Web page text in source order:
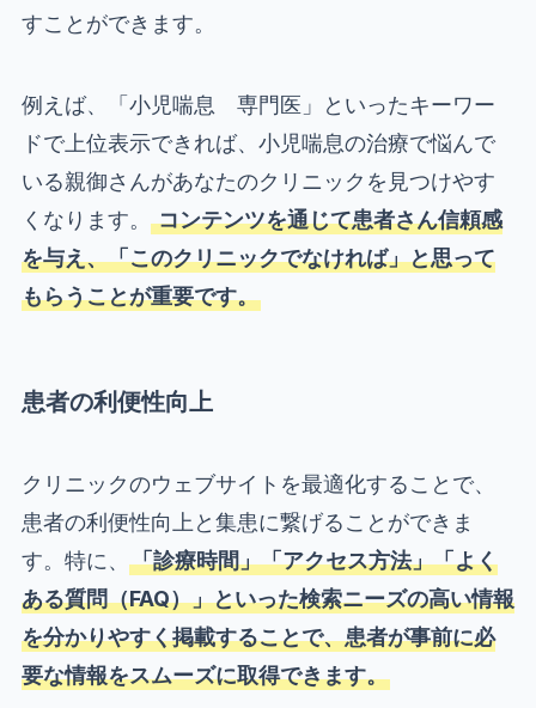
すことができます。
例えば、「小児喘息 専門医」といったキーワー
ドで上位表示できれば、小児喘息の治療で悩んで
いる親御さんがあなたのクリニックを見つけやす
くなります。 コンテンツを通じて患者さん信頼感
を与え、「このクリニックでなければ」と思って
もらうことが重要です。
患者の利便性向上
クリニックのウェブサイトを最適化することで、
患者の利便性向上と集患に繋げることができま
す。特に、 「診療時間」「アクセス方法」「よく
ある質問（FAQ）」といった検索ニーズの高い情報
を分かりやすく掲載することで、患者が事前に必
要な情報をスムーズに取得できます。